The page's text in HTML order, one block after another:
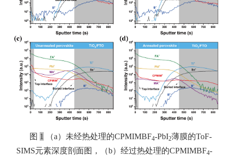
图 1 （a）未经热处理的CPMIMBF4-PbI2薄膜的ToF-
SIMS元素深度剖面图，（b）经过热处理的CPMIMBF4-